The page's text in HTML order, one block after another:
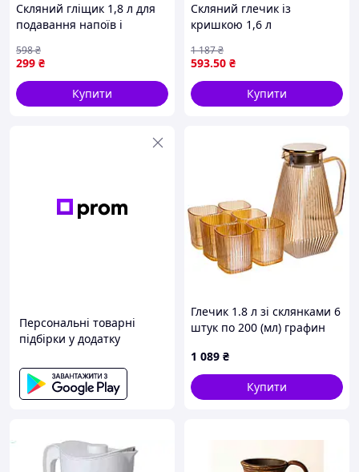
Скляний гліщик 1,8 л для
подавання напоїв і
INTEROS
299 ₴
598₴
Купити
Скляний глечик із
кришкою 1,6 л
прозорими стінками
593.50 ₴
1 187₴
Купити
Персональні товарні
підбірки у додатку
Глечик 1.8 л зі склянками 6
штук по 200 (мл) графин
лимонаду глечик для
напоїв Коричневий HP-19-
39
1 089 ₴
Купити